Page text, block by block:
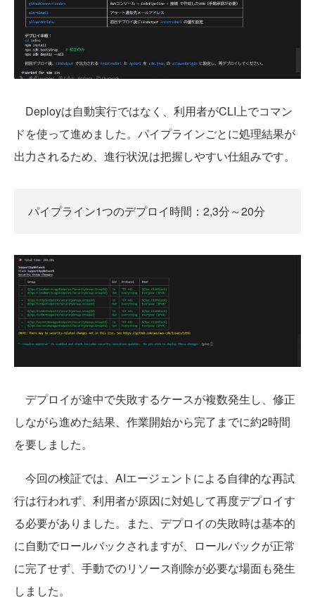
Deployは自動実行ではなく、利用者がCLI上でコマン
ドを使って進めました。パイプラインごとに処理結果が
出力されるため、進行状況は把握しやすい仕組みです。
パイプライン1つのデプロイ時間：2,3分～20分
デプロイが途中で失敗するケースが複数発生し、修正
しながら進めた結果、作業開始から完了までに約2時間
を要しました。
今回の検証では、AIエージェントによる自律的な再試
行は行われず、利用者が原因に対処して再度デプロイす
る必要がありました。また、デプロイの失敗時は基本的
に自動でロールバックされますが、ロールバックが正常
に完了せず、手動でのリソース削除が必要な場面も発生
しました。